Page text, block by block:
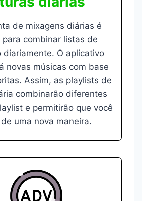
de mixagens diárias é
para combinar listas de
diariamente. O aplicativo
novas músicas com base
Assim, as playlists de
combinarão diferentes
e permitirão que você
uma nova maneira.